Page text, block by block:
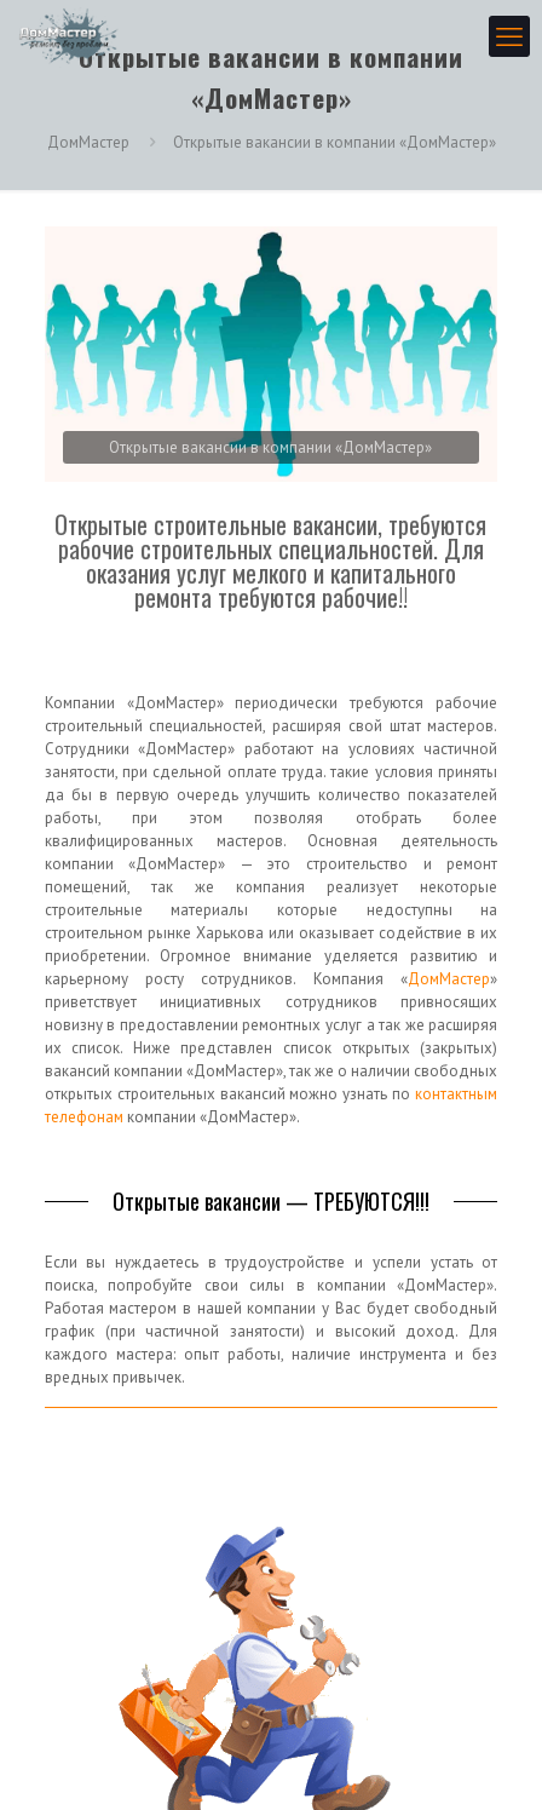
Открытые вакансии в компании
«ДомМастер»
ДомМастер Открытые вакансии в компании «ДомМастер»
Открытые вакансии в компании «ДомМастер»
Открытые строительные вакансии, требуются
рабочие строительных специальностей. Для
оказания услуг мелкого и капитального
ремонта требуются рабочие!!
Компании «ДомМастер» периодически требуются рабочие
строительный специальностей, расширяя свой штат мастеров.
Сотрудники «ДомМастер» работают на условиях частичной
занятости, при сдельной оплате труда. такие условия приняты
да бы в первую очередь улучшить количество показателей
работы, при этом позволяя отобрать более
квалифицированных мастеров. Основная деятельность
компании «ДомМастер» — это строительство и ремонт
помещений, так же компания реализует некоторые
строительные материалы которые недоступны на
строительном рынке Харькова или оказывает содействие в их
приобретении. Огромное внимание уделяется развитию и
карьерному росту сотрудников. Компания «ДомМастер»
приветствует инициативных сотрудников привносящих
новизну в предоставлении ремонтных услуг а так же расширяя
их список. Ниже представлен список открытых (закрытых)
вакансий компании «ДомМастер», так же о наличии свободных
открытых строительных вакансий можно узнать поконтактным
телефонам компании «ДомМастер».
Открытые вакансии — ТРЕБУЮТСЯ!!!
Если вы нуждаетесь в трудоустройстве и успели устать от
поиска, попробуйте свои силы в компании «ДомМастер».
Работая мастером в нашей компании у Вас будет свободный
график (при частичной занятости) и высокий доход. Для
каждого мастера: опыт работы, наличие инструмента и без
вредных привычек.